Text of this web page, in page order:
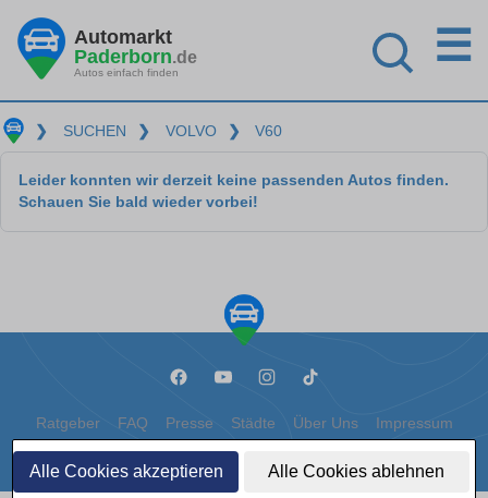
Alle Cookies akzeptieren Alle Cookies ablehnen
Automarkt
Paderborn.de
Autos einfach finden
☰
❯ SUCHEN ❯ VOLVO ❯ V60
Leider konnten wir derzeit keine passenden Autos finden.
Schauen Sie bald wieder vorbei!
Ratgeber FAQ Presse Städte Über Uns Impressum
Datenschutz Cookies